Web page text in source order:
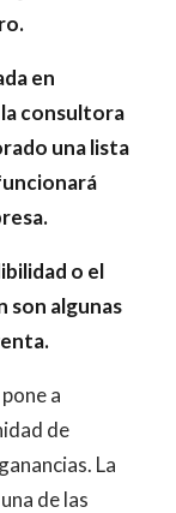
en
consultora
una lista
o el
son algunas
a
de
La
de las